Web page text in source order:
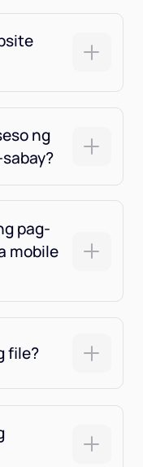
ng
pag-
mobile
file?